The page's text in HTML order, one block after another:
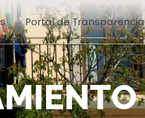
Portal de Transparencia
MIENTO